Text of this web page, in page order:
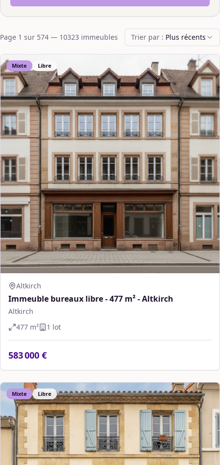
Page 1 sur 574 — 10323 immeubles Trier par : Plus récents
Mixte Libre
Altkirch
Immeuble bureaux libre - 477 m² - Altkirch
Altkirch
477 m² 1 lot
583 000 €
Mixte Libre